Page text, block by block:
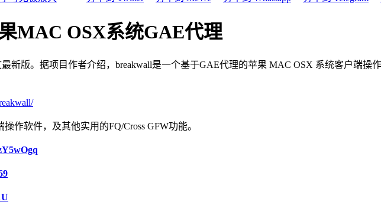
MAC OSX系统GAE代理
新版。据项目作者介绍，breakwall是一个基于GAE代理的苹果 MAC OSX 系统客户端操
作软件，及其他实用的FQ/Cross GFW功能。